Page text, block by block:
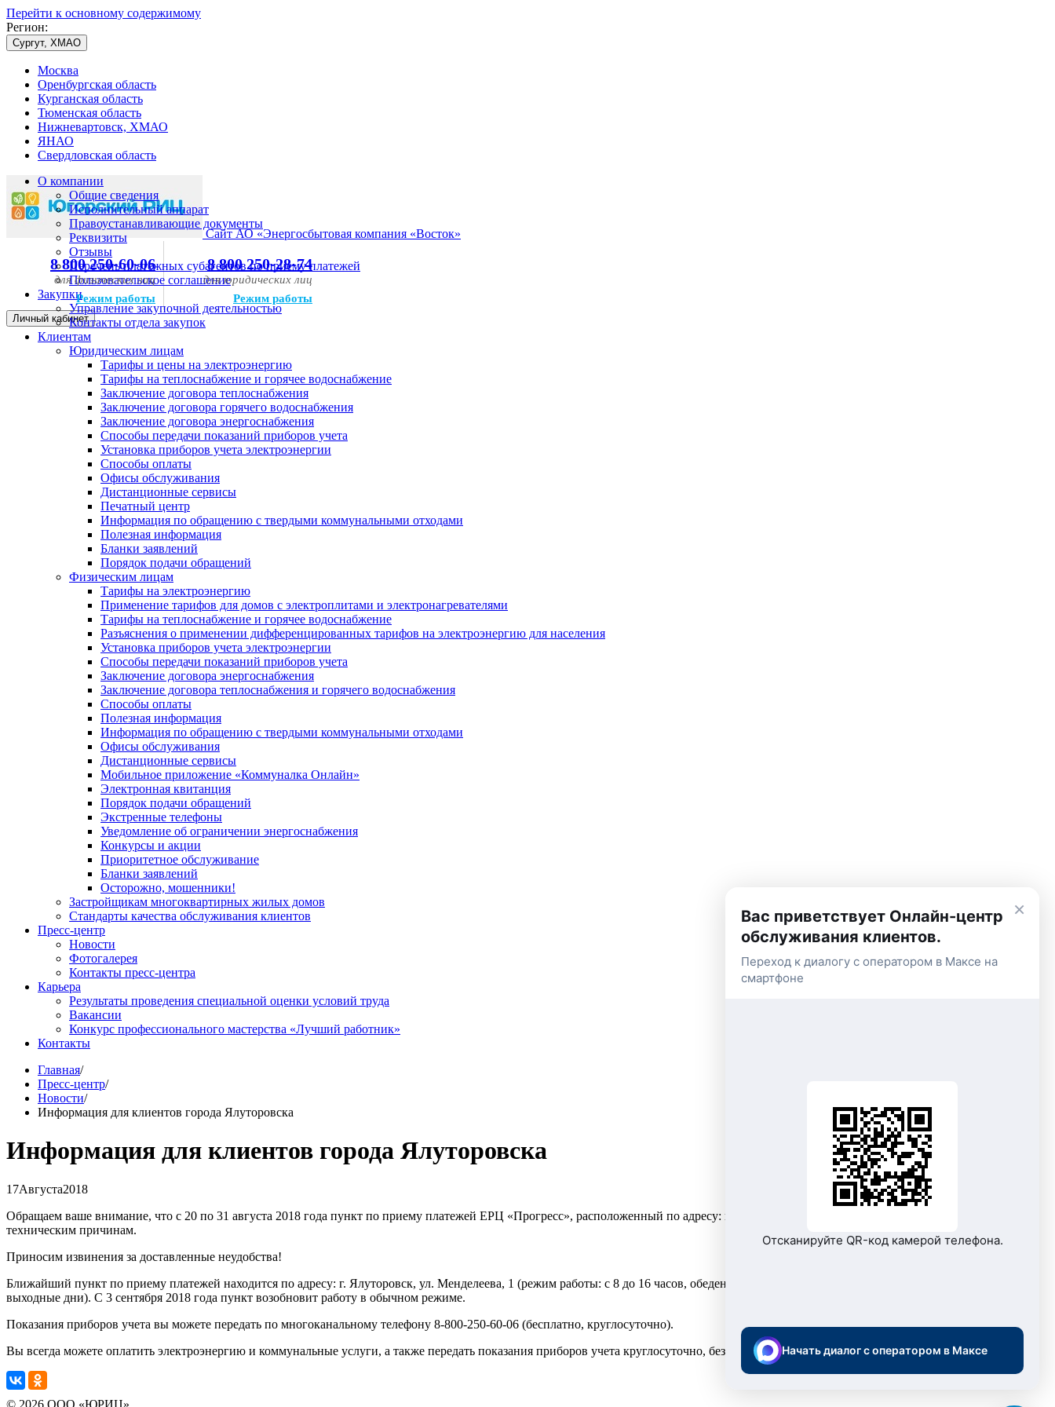
Перейти к основному содержимому
Регион:
Сургут, ХМАО
Москва
Оренбургская область
Курганская область
Тюменская область
Нижневартовск, ХМАО
ЯНАО
Свердловская область
Сайт АО «Энергосбытовая компания «Восток»
8 800 250-60-06
для физических лиц
Режим работы
8 800 250-28-74
для юридических лиц
Режим работы
Личный кабинет
О компании
Общие сведения
Исполнительный аппарат
Правоустанавливающие документы
Реквизиты
Отзывы
Перечень платежных субагентов по приему платежей
Пользовательское соглашение
Закупки
Управление закупочной деятельностью
Контакты отдела закупок
Клиентам
Юридическим лицам
Тарифы и цены на электроэнергию
Тарифы на теплоснабжение и горячее водоснабжение
Заключение договора теплоснабжения
Заключение договора горячего водоснабжения
Заключение договора энергоснабжения
Способы передачи показаний приборов учета
Установка приборов учета электроэнергии
Способы оплаты
Офисы обслуживания
Дистанционные сервисы
Печатный центр
Информация по обращению с твердыми коммунальными отходами
Полезная информация
Бланки заявлений
Порядок подачи обращений
Физическим лицам
Тарифы на электроэнергию
Применение тарифов для домов с электроплитами и электронагревателями
Тарифы на теплоснабжение и горячее водоснабжение
Разъяснения о применении дифференцированных тарифов на электроэнергию для населения
Установка приборов учета электроэнергии
Способы передачи показаний приборов учета
Заключение договора энергоснабжения
Заключение договора теплоснабжения и горячего водоснабжения
Способы оплаты
Полезная информация
Информация по обращению с твердыми коммунальными отходами
Офисы обслуживания
Дистанционные сервисы
Мобильное приложение «Коммуналка Онлайн»
Электронная квитанция
Порядок подачи обращений
Экстренные телефоны
Уведомление об ограничении энергоснабжения
Конкурсы и акции
Приоритетное обслуживание
Бланки заявлений
Осторожно, мошенники!
Застройщикам многоквартирных жилых домов
Стандарты качества обслуживания клиентов
Пресс-центр
Новости
Фотогалерея
Контакты пресс-центра
Карьера
Результаты проведения специальной оценки условий труда
Вакансии
Конкурс профессионального мастерства «Лучший работник»
Контакты
Главная/
Пресс-центр/
Новости/
Информация для клиентов города Ялуторовска
Информация для клиентов города Ялуторовска
17Августа2018
Обращаем ваше внимание, что с 20 по 31 августа 2018 года пункт по приему платежей ЕРЦ «Прогресс», расположенный по адресу: г. Ялуторовск, ул. Свободы, 176, не будет работать по
техническим причинам.
Приносим извинения за доставленные неудобства!
Ближайший пункт по приему платежей находится по адресу: г. Ялуторовск, ул. Менделеева, 1 (режим работы: с 8 до 16 часов, обеденный перерыв с 12 до 13 часов, суббота и воскресенье –
выходные дни). С 3 сентября 2018 года пункт возобновит работу в обычном режиме.
Показания приборов учета вы можете передать по многоканальному телефону 8-800-250-60-06 (бесплатно, круглосуточно).
Вы всегда можете оплатить электроэнергию и коммунальные услуги, а также передать показания приборов учета круглосуточно, без очередей и комиссий вЛичном кабинете
© 2026 ООО «ЮРИЦ»
×
Вас приветствует Онлайн-центр
обслуживания клиентов.
Переход к диалогу с оператором в Максе на
смартфоне
Отсканируйте QR-код камерой телефона.
Начать диалог с оператором в Максе